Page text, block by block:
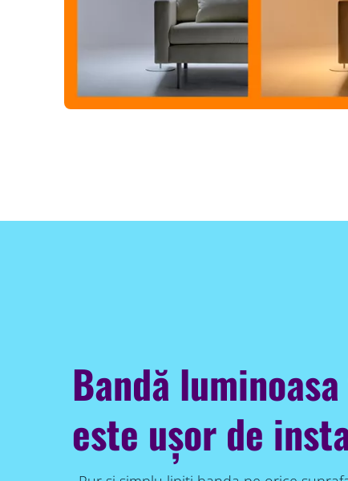
Bandă
este ușor de